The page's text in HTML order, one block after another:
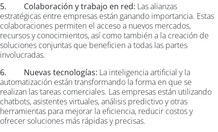
5. Colaboración y trabajo en red: Las alianzas
estratégicas entre empresas están ganando importancia. Estas
colaboraciones permiten el acceso a nuevos mercados,
recursos y conocimientos, así como también a la creación de
soluciones conjuntas que beneficien a todas las partes
involucradas.
6. Nuevas tecnologías: La inteligencia artificial y la
automatización están transformando la forma en que se
realizan las tareas comerciales. Las empresas están utilizando
chatbots, asistentes virtuales, análisis predictivo y otras
herramientas para mejorar la eficiencia, reducir costos y
ofrecer soluciones más rápidas y precisas.